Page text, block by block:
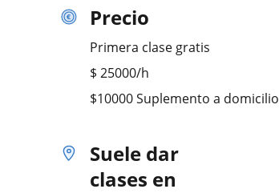
Precio
Primera clase gratis
$ 25000/h
$10000 Suplemento a domicilio
Suele dar
clases en